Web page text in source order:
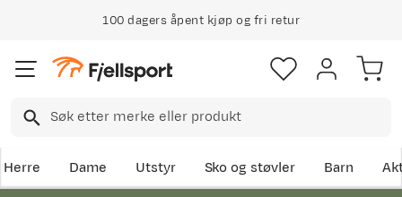
100 dagers åpent kjøp og fri retur
Herre Dame Utstyr Sko og støvler Barn